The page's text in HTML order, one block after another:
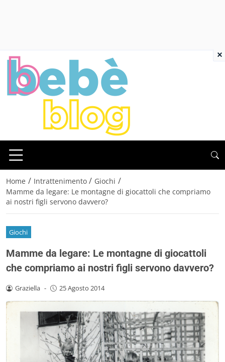
Home / Intrattenimento / Giochi /
Mamme da legare: Le montagne di giocattoli che compriamo
ai nostri figli servono davvero?
Giochi
Mamme da legare: Le montagne di giocattoli
che compriamo ai nostri figli servono davvero?
Graziella - 25 Agosto 2014
×